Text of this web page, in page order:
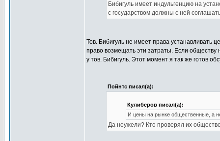
Бибигуль имеет индульгенцию на
с государством должны с ней
Тов. Бибигуль не имеет права устанавливать
право возмещать эти затраты. Если обществу
у тов. Бибигуль. Этот момент я так же готов
Пойнтс писал(а):
Кулиберов писал(а):
И цены на рынке общественные, а
Да неужели? Кто проверял их